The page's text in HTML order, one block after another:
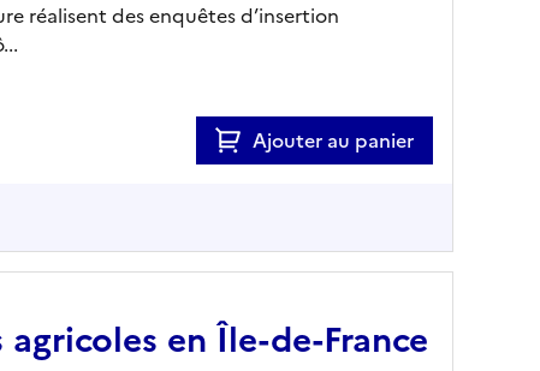
réalisent des enquêtes d’insertion
Ajouter au panier
en Île-de-France